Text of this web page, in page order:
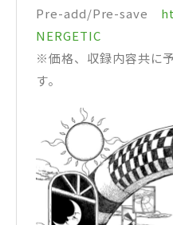
Pre-add/Pre-save
NERGETIC
※価格、収録内容共に
す。